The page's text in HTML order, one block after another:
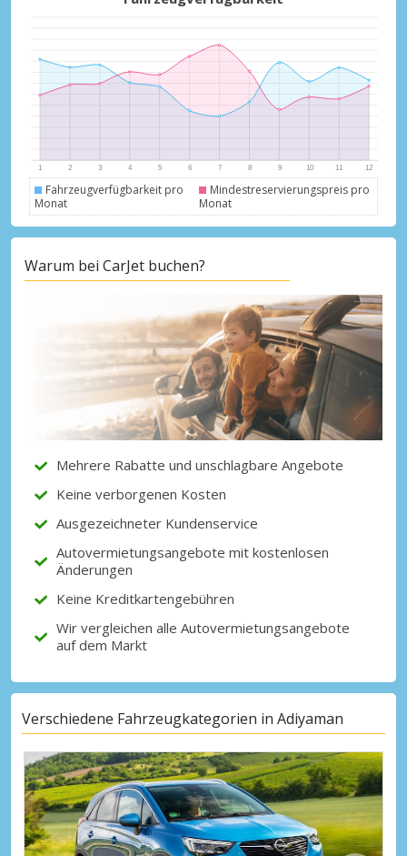
Top-Ersparnisses
Erhalten Sie Zugang zu exklusiven
Partnerangeboten
Mit eLink anmelden
Fahrzeugverfügbarkeit pro
Monat
Mindestreservierungspreis pro
Monat
Warum bei CarJet buchen?
Mehrere Rabatte und unschlagbare Angebote
Keine verborgenen Kosten
Ausgezeichneter Kundenservice
Autovermietungsangebote mit kostenlosen
Änderungen
Keine Kreditkartengebühren
Wir vergleichen alle Autovermietungsangebote
auf dem Markt
Verschiedene Fahrzeugkategorien in Adiyaman